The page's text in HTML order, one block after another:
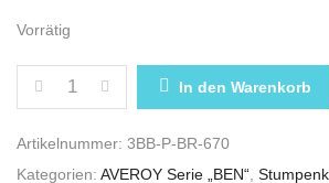
Vorrätig
PALMWACHSKERZEN 3ER SET
In den Warenkorb
Artikelnummer: 3BB-P-BR-670
Kategorien: AVEROY Serie „BEN“